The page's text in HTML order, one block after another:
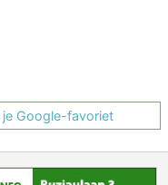
je Google-favoriet